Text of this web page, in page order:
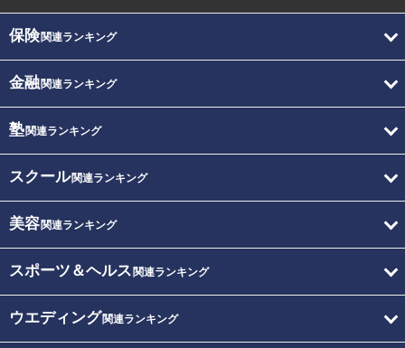
保険関連ランキング
金融関連ランキング
塾関連ランキング
スクール関連ランキング
美容関連ランキング
スポーツ＆ヘルス 関連ランキング
ウエディング関連ランキング